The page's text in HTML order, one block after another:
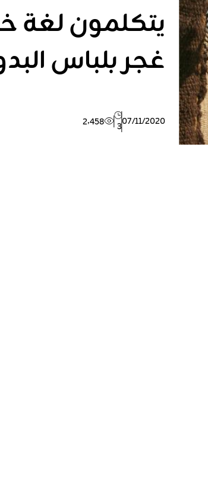
يتكلمون لغة
غجر بلباس
07/11/2020
3 2٬458